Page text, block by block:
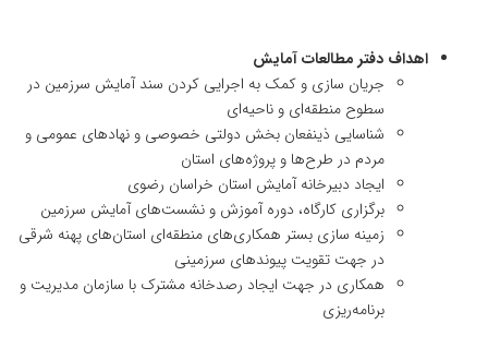
اهداف دفتر مطالعات آمایش
جریان سازی و کمک به اجرایی کردن سند آمایش سرزمین در
سطوح منطقه‌ای و ناحیه‌ای
شناسایی ذینفعان بخش دولتی خصوصی و نهادهای عمومی و
مردم در طرح‌ها و پروژه‌های استان
ایجاد دبیرخانه آمایش استان خراسان رضوی
برگزاری کارگاه، دوره آموزش و نشست‌های آمایش سرزمین
زمینه سازی بستر همکاری‌های منطقه‌ای استان‌های پهنه شرقی
در جهت تقویت پیوندهای سرزمینی
همکاری در جهت ایجاد رصدخانه مشترک با سازمان مدیریت و
برنامه‌ریزی